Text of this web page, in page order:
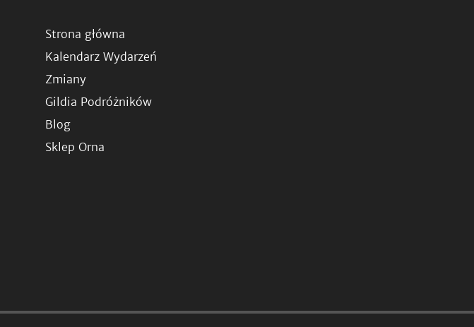
Strona główna
Kalendarz Wydarzeń
Zmiany
Gildia Podróżników
Blog
Sklep Orna